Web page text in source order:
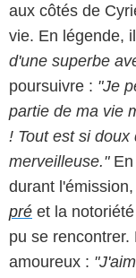
aux côtés de
vie. En légende,
d'une superbe
poursuivre : "Je
partie de ma vie
! Tout est si
merveilleuse."
durant
pré et la
pu se
amoureux :